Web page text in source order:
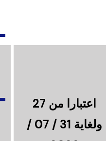
اعتبارا من 27
ولغاية 31 / 07 /